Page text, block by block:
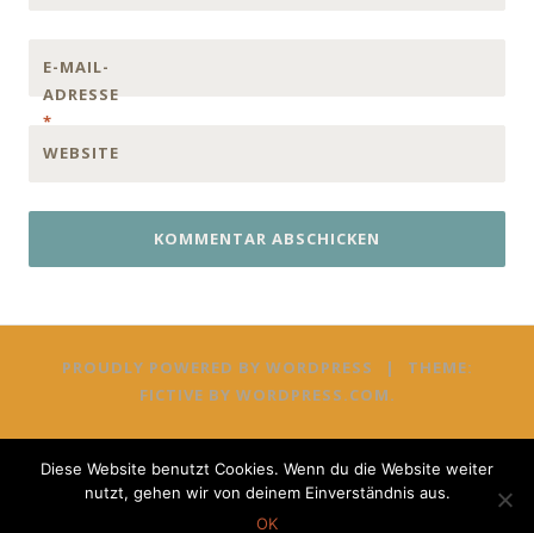
E-MAIL-
ADRESSE
*
WEBSITE
PROUDLY POWERED BY WORDPRESS |
THEME:
FICTIVE BY WORDPRESS.COM.
Diese Website benutzt Cookies. Wenn du die Website weiter
nutzt, gehen wir von deinem Einverständnis aus.
OK